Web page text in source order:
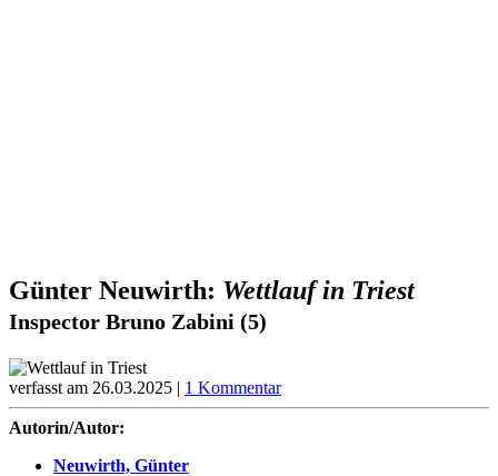
Günter Neuwirth: Wettlauf in Triest
Inspector Bruno Zabini (5)
verfasst am 26.03.2025 | 1 Kommentar
Autorin/Autor:
Neuwirth, Günter